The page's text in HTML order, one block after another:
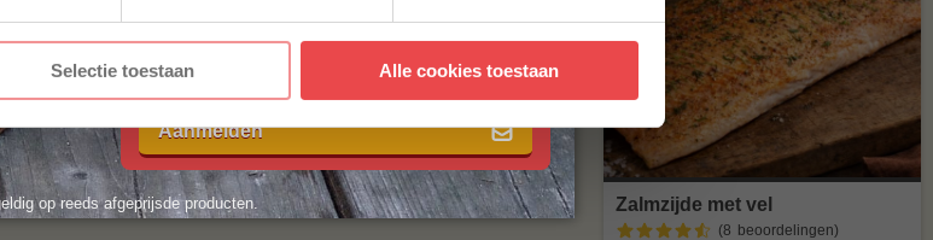
Selectie toestaan Alle cookies toestaan
Zalmzijde met vel
(8 beoordelingen)
voorwaarden.
Aanmelden
op reeds afgeprijsde producten.